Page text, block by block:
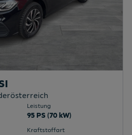
Leistung
95 PS (70 kW)
Kraftstoffart